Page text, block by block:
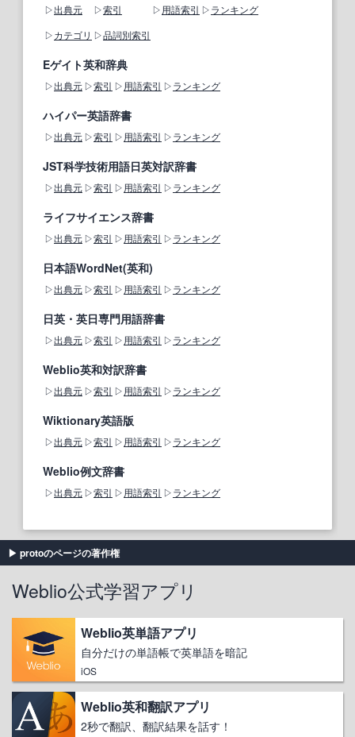
出典元 索引 用語索引
ランキング
カテゴリ
品詞別索引
Eゲイト英和辞典
出典元 索引 用語索引 ランキング
ハイパー英語辞書
出典元 索引 用語索引 ランキング
JST科学技術用語日英対訳辞書
出典元 索引 用語索引 ランキング
ライフサイエンス辞書
出典元 索引 用語索引 ランキング
日本語WordNet(英和)
出典元 索引 用語索引 ランキング
日英・英日専門用語辞書
出典元 索引 用語索引 ランキング
Weblio英和対訳辞書
出典元 索引 用語索引 ランキング
Wiktionary英語版
出典元 索引 用語索引 ランキング
Weblio例文辞書
出典元 索引 用語索引 ランキング
protoのページの著作権
Weblio公式学習アプリ
Weblio英単語アプリ
自分だけの単語帳で英単語を暗記
iOS
Weblio英和翻訳アプリ
2秒で翻訳、翻訳結果を話す！